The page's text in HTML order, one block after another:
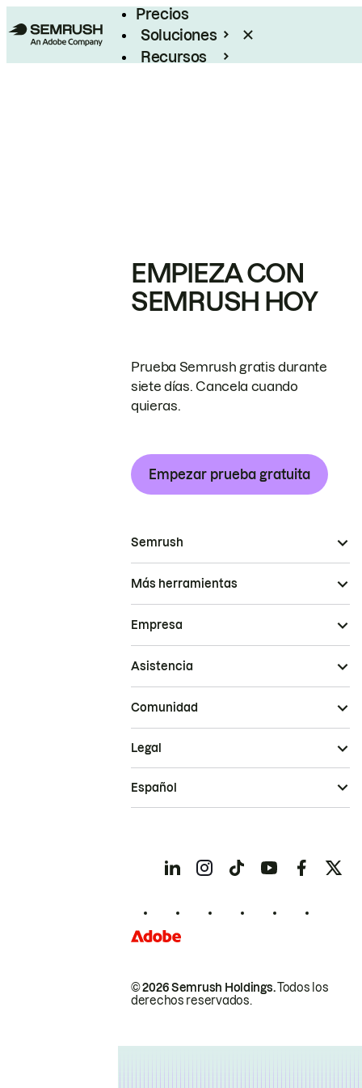
Precios
Soluciones
Recursos
EMPIEZA CON
SEMRUSH HOY
Prueba Semrush gratis durante
siete días. Cancela cuando
quieras.
Empezar prueba gratuita
Semrush
Más herramientas
Empresa
Asistencia
Comunidad
© 2026 Semrush Holdings.Todos los
derechos reservados.
Legal
Español